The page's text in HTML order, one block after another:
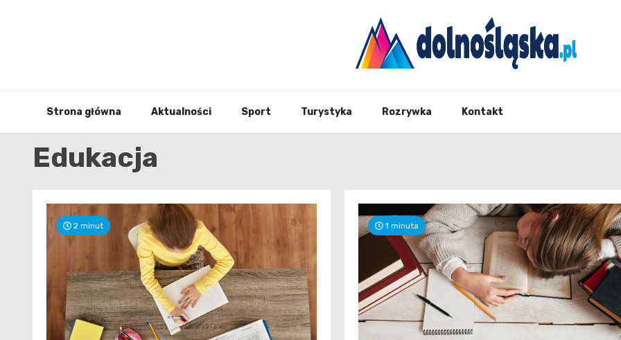
Strona główna Aktualności Sport Turystyka Rozrywka Kontakt
Edukacja
2 minut 1 minuta